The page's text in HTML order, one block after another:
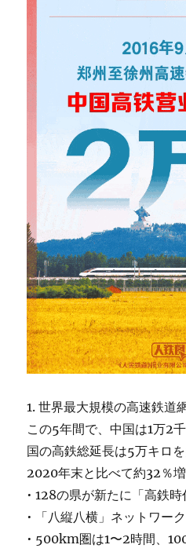
1. 世界最大規模の高速鉄道
この5年間で、中国は1万2
国の高鉄総延長は5万キロを
2020年末と比べて約32％増
• 128の県が新たに「高鉄時
• 「八縦八横」ネットワー
• 500km圏は1〜2時間、